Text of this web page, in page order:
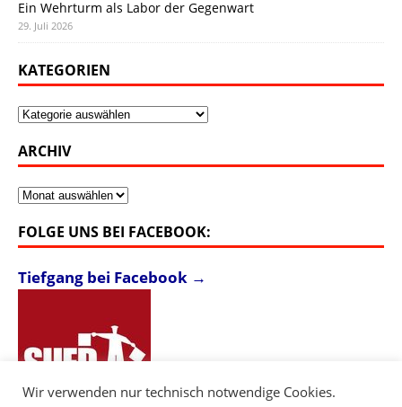
Ein Wehrturm als Labor der Gegenwart
29. Juli 2026
KATEGORIEN
Kategorien
ARCHIV
Archiv
FOLGE UNS BEI FACEBOOK:
Tiefgang bei Facebook →
Wir verwenden nur technisch notwendige Cookies.